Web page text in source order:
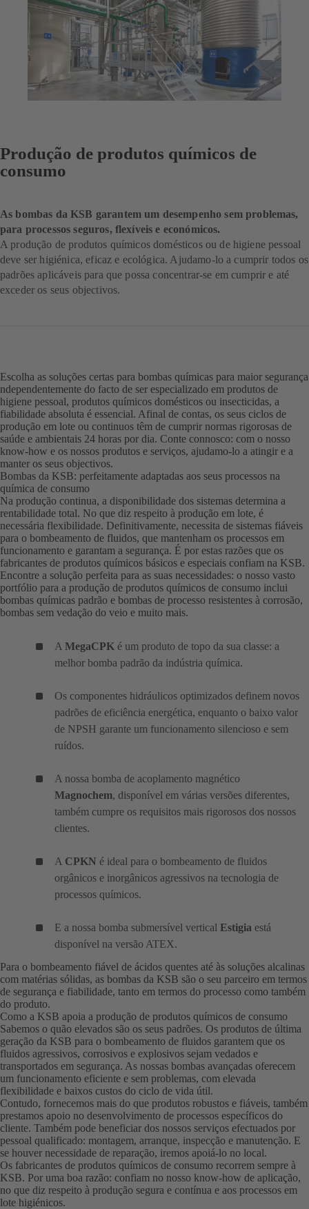
Produção de produtos químicos de
consumo
As bombas da KSB garantem um desempenho sem problemas,
para processos seguros, flexíveis e económicos.
A produção de produtos químicos domésticos ou de higiene pessoal
deve ser higiénica, eficaz e ecológica. Ajudamo-lo a cumprir todos os
padrões aplicáveis para que possa concentrar-se em cumprir e até
exceder os seus objectivos.
Escolha as soluções certas para bombas químicas para maior segurança
ndependentemente do facto de ser especializado em produtos de
higiene pessoal, produtos químicos domésticos ou insecticidas, a
fiabilidade absoluta é essencial. Afinal de contas, os seus ciclos de
produção em lote ou continuos têm de cumprir normas rigorosas de
saúde e ambientais 24 horas por dia. Conte connosco: com o nosso
know-how e os nossos produtos e serviços, ajudamo-lo a atingir e a
manter os seus objectivos.
Bombas da KSB: perfeitamente adaptadas aos seus processos na
química de consumo
Na produção continua, a disponibilidade dos sistemas determina a
rentabilidade total. No que diz respeito à produção em lote, é
necessária flexibilidade. Definitivamente, necessita de sistemas fiáveis
para o bombeamento de fluidos, que mantenham os processos em
funcionamento e garantam a segurança. É por estas razões que os
fabricantes de produtos químicos básicos e especiais confiam na KSB.
Encontre a solução perfeita para as suas necessidades: o nosso vasto
portfólio para a produção de produtos químicos de consumo inclui
bombas químicas padrão e bombas de processo resistentes à corrosão,
bombas sem vedação do veio e muito mais.
A MegaCPK é um produto de topo da sua classe: a
melhor bomba padrão da indústria química.
Os componentes hidráulicos optimizados definem novos
padrões de eficiência energética, enquanto o baixo valor
de NPSH garante um funcionamento silencioso e sem
ruídos.
A nossa bomba de acoplamento magnético
Magnochem, disponível em várias versões diferentes,
também cumpre os requisitos mais rigorosos dos nossos
clientes.
A CPKN é ideal para o bombeamento de fluidos
orgânicos e inorgânicos agressivos na tecnologia de
processos químicos.
E a nossa bomba submersível vertical Estigia está
disponível na versão ATEX.
Para o bombeamento fiável de ácidos quentes até às soluções alcalinas
com matérias sólidas, as bombas da KSB são o seu parceiro em termos
de segurança e fiabilidade, tanto em termos do processo como também
do produto.
Como a KSB apoia a produção de produtos químicos de consumo
Sabemos o quão elevados são os seus padrões. Os produtos de última
geração da KSB para o bombeamento de fluidos garantem que os
fluidos agressivos, corrosivos e explosivos sejam vedados e
transportados em segurança. As nossas bombas avançadas oferecem
um funcionamento eficiente e sem problemas, com elevada
flexibilidade e baixos custos do ciclo de vida útil.
Contudo, fornecemos mais do que produtos robustos e fiáveis, também
prestamos apoio no desenvolvimento de processos específicos do
cliente. Também pode beneficiar dos nossos serviços efectuados por
pessoal qualificado: montagem, arranque, inspecção e manutenção. E
se houver necessidade de reparação, iremos apoiá-lo no local.
Os fabricantes de produtos químicos de consumo recorrem sempre à
KSB. Por uma boa razão: confiam no nosso know-how de aplicação,
no que diz respeito à produção segura e contínua e aos processos em
lote higiénicos.